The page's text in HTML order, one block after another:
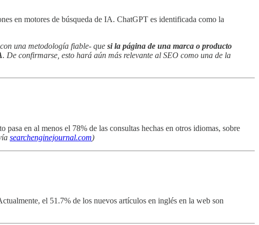
en motores de búsqueda de IA. ChatGPT es identificada como la
una metodología fiable- que si la página de una marca o producto
. De confirmarse, esto hará aún más relevante al SEO como una de la
en al menos el 78% de las consultas hechas en otros idiomas, sobre
searchenginejournal.com)
el 51.7% de los nuevos artículos en inglés en la web son